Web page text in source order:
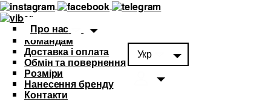
Про нас
Командам
Доставка і оплата
Обмін та повернення
Розміри
Нанесення бренду
Контакти
Укр